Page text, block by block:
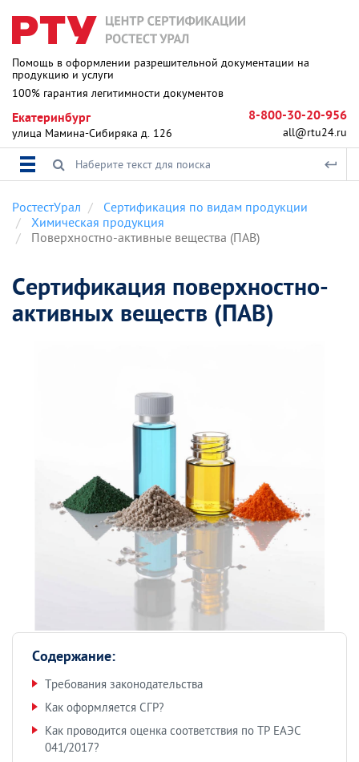
Помощь в оформлении разрешительной документации на
продукцию и услуги
100% гарантия легитимности документов
Екатеринбург
улица Мамина-Сибиряка д. 126
8-800-30-20-956
all@rtu24.ru
РостестУрал
Сертификация по видам продукции
Химическая продукция
Поверхностно-активные вещества (ПАВ)
Сертификация поверхностно-
активных веществ (ПАВ)
Содержание:
Требования законодательства
Как оформляется СГР?
Как проводится оценка соответствия по ТР ЕАЭС
041/2017?